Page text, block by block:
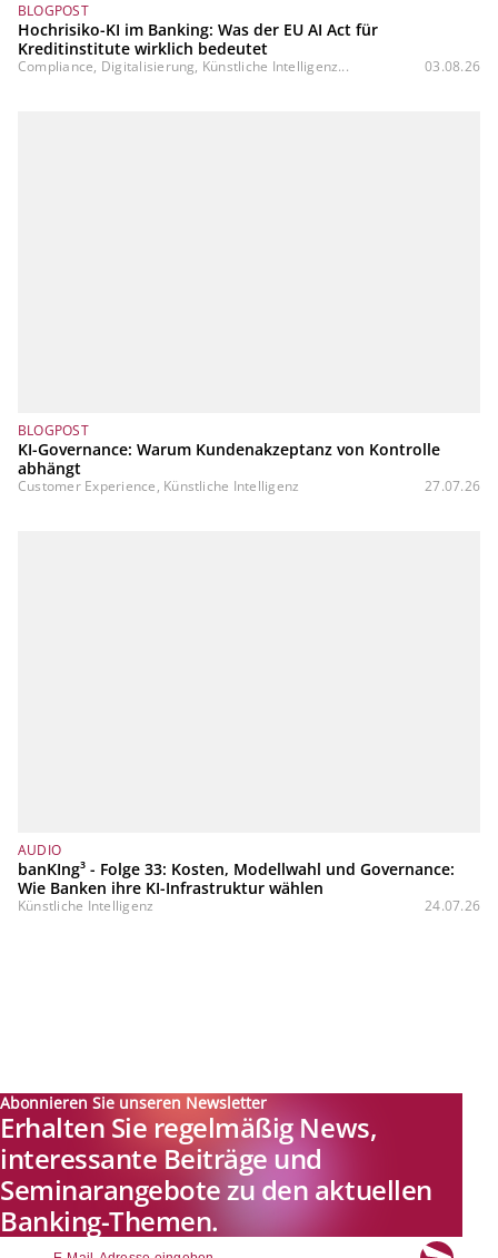
BLOGPOST
Hochrisiko-KI im Banking: Was der EU AI Act für
Kreditinstitute wirklich bedeutet
Compliance, Digitalisierung, Künstliche Intelligenz... 03.08.26
BLOGPOST
KI-Governance: Warum Kundenakzeptanz von Kontrolle
abhängt
Customer Experience, Künstliche Intelligenz 27.07.26
AUDIO
banKIng³ - Folge 33: Kosten, Modellwahl und Governance:
Wie Banken ihre KI-Infrastruktur wählen
Künstliche Intelligenz 24.07.26
Abonnieren Sie unseren Newsletter
Erhalten Sie regelmäßig News,
interessante Beiträge und
Seminarangebote zu den aktuellen
Banking-Themen.